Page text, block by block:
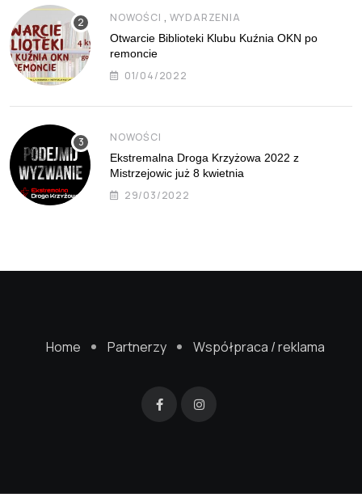
NOWOŚCI , WYDARZENIA
Otwarcie Biblioteki Klubu Kuźnia OKN po
remoncie
01/04/2022
NOWOŚCI
Ekstremalna Droga Krzyżowa 2022 z
Mistrzejowic już 8 kwietnia
29/03/2022
Home Partnerzy Współpraca / reklama